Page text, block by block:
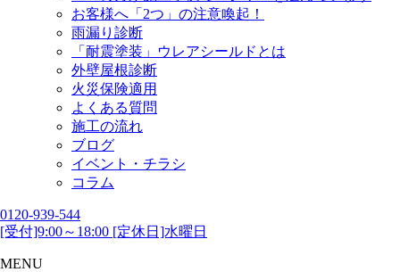
お客様へ「2つ」の注意喚起！
雨漏り診断
「耐震塗装」ウレアシールドとは
外壁屋根診断
火災保険適用
よくある質問
施工の流れ
ブログ
イベント・チラシ
コラム
0120-939-544
[受付]9:00～18:00 [定休日]水曜日
MENU